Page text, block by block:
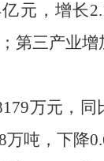
亿元，增长
；第三产业增
万元，同
万吨，下降